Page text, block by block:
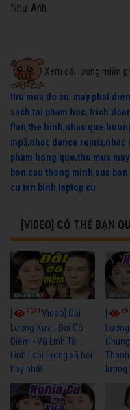
Như Anh
Xem cải lương miễn
thu mua do cu, may phat
sach toi pham hoc, trich
flan,the hinh,nhac que
mp3,nhac dance remix,nhac
pham hong que,thu mua
bon cau thong minh,sua
cu tan binh, laptop cu
[VIDEO] CÓ THỂ BẠN
7674Video] Cải
Lương Xưa : Đời Cô
Diễm - Vũ Linh Tài
Linh | cải lương xã hội
hay nhất